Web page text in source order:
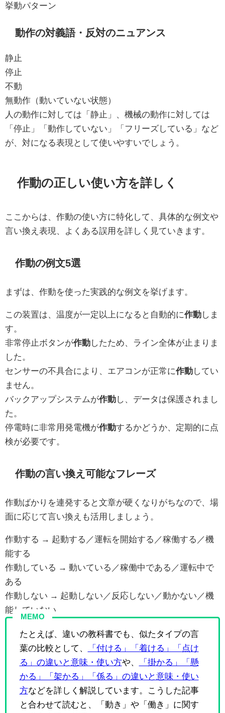
挙動パターン
動作の対義語・反対のニュアンス
静止
停止
不動
無動作（動いていない状態）
人の動作に対しては「静止」、機械の動作に対しては
「停止」「動作していない」「フリーズしている」など
が、対になる表現として使いやすいでしょう。
作動の正しい使い方を詳しく
ここからは、作動の使い方に特化して、具体的な例文や
言い換え表現、よくある誤用を詳しく見ていきます。
作動の例文5選
まずは、作動を使った実践的な例文を挙げます。
この装置は、温度が一定以上になると自動的に作動しま
す。
非常停止ボタンが作動したため、ライン全体が止まりま
した。
センサーの不具合により、エアコンが正常に作動してい
ません。
バックアップシステムが作動し、データは保護されまし
た。
停電時に非常用発電機が作動するかどうか、定期的に点
検が必要です。
作動の言い換え可能なフレーズ
作動ばかりを連発すると文章が硬くなりがちなので、場
面に応じて言い換えも活用しましょう。
作動する → 起動する／運転を開始する／稼働する／機
能する
作動している → 動いている／稼働中である／運転中で
ある
作動しない → 起動しない／反応しない／動かない／機
能していない
MEMO
たとえば、違いの教科書でも、似たタイプの言
葉の比較として、
「付ける」「着ける」「点け
る」の違いと意味・使い方や、
「掛かる」「懸
かる」「架かる」「係る」の違いと意味・使い
方などを詳しく解説しています。こうした記事
と合わせて読むと、「動き」や「働き」に関す